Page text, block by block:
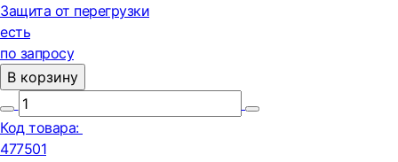
Защита от перегрузки
есть
по запросу
В корзину
Код товара:
477501